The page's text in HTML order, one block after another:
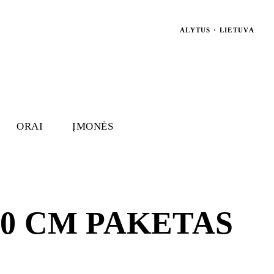
ALYTUS · LIETUVA
ORAI ĮMONĖS
CM PAKETAS